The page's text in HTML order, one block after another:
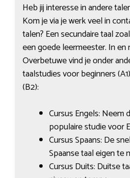
Heb jij interesse in andere
Kom je via je werk veel in
talen? Een secundaire taal
een goede leermeester. In en
Overbetuwe vind je onder
taalstudies voor beginners
(B2):
Cursus Engels: Neem
populaire studie voor
Cursus Spaans: De
Spaanse taal eigen te
Cursus Duits: Duitse